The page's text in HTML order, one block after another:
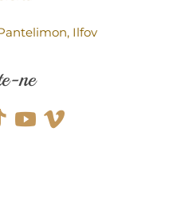
Ilfov
ne